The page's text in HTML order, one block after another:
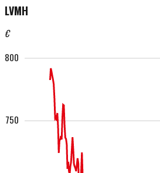
LVMH
€
750
800